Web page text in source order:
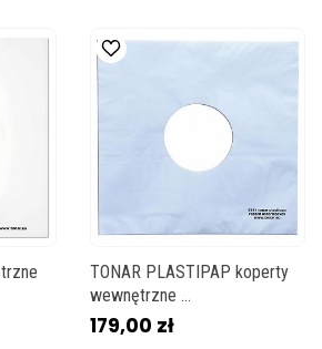
TONAR PLASTIPAP koperty
wewnętrzne ...
179,00 zł